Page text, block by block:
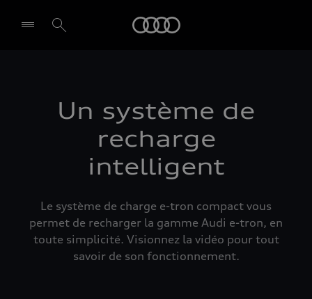
Un système de
recharge
intelligent
Le système de charge e-tron compact vous
permet de recharger la gamme Audi e-tron, en
toute simplicité. Visionnez la vidéo pour tout
savoir de son fonctionnement.